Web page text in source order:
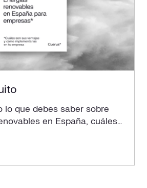
lo que debes saber sobre
en España, cuáles